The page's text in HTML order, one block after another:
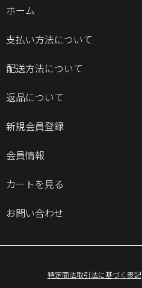
ホーム
支払い方法について
配送方法について
返品について
新規会員登録
会員情報
カートを見る
お問い合わせ
特定商法取引法に基づく表記